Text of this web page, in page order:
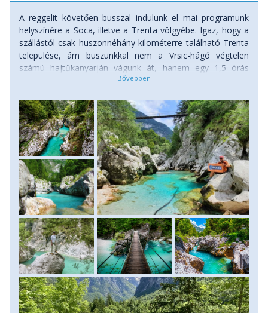
A reggelit követően busszal indulunk el mai programunk
helyszínére a Soca, illetve a Trenta völgyébe. Igaz, hogy a
szállástól csak huszonnéhány kilométerre található Trenta
települése, ám buszunkkal nem a Vrsic-hágó végtelen
számú hajtűkanyarján vágunk át, hanem egy 1,5 órás
buszút vár ránk reggel, a Predil-hágón át Olaszország felöl.
és más turisták körében is a raftingról, kanyoningról, téli
sportokról ismert leginkább. Picit még tovább kanyargunk,
már a Soca türkiz vizét csodálva, míg megérkezünk a
Trenta völgybe és végül a településre. A völgyek a Triglav
Nemzeti Park közepén találhatók, melyeket a Triglav, a
Vrsic és a Mangart csúcsai fogják közre. A Trenta-völgy
távol esik a városi élet mindennapi nyüzsgésétől. A völgy
természetes és érintetlen szépségéről híres és innen ered a
Soca folyó is. A folyó felső szakaszán indulunk mai
túránkra. A smaragdzöld folyó partját szorosan követjük
lefelé, útközben káprázatos kilátást élvezve a Júliai-Alpok
csodaszép csúcsaira, izgalmas függőhidakon keresztezve a
köves mederben zúgó folyót ereszkedünk egyre lejjebb.
Túránk után a már ismert útvonalon kanyargunk vissza
szállásunkra, Kranjska Gora településre. (Szintkülönbség:
500 m le, túratáv 12 km, menetidő: kb. 4-5 óra).